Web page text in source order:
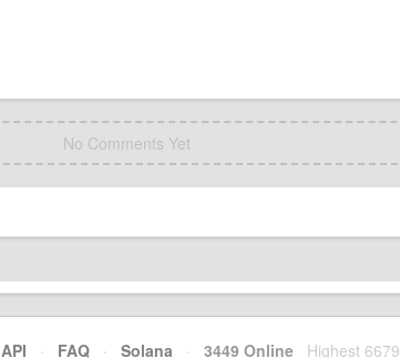
No Comments Yet
API · FAQ · Solana · 3449 Online Highest 6679